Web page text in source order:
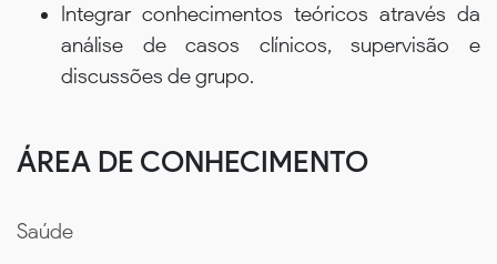
Integrar conhecimentos teóricos através da
análise de casos clínicos, supervisão e
discussões de grupo.
ÁREA DE CONHECIMENTO
Saúde